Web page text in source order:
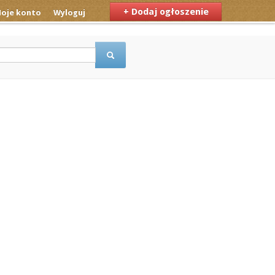
+ Dodaj ogłoszenie
konto Wyloguj